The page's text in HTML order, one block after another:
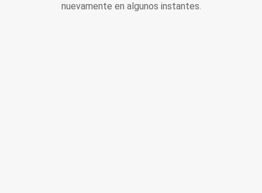
nuevamente en algunos instantes.